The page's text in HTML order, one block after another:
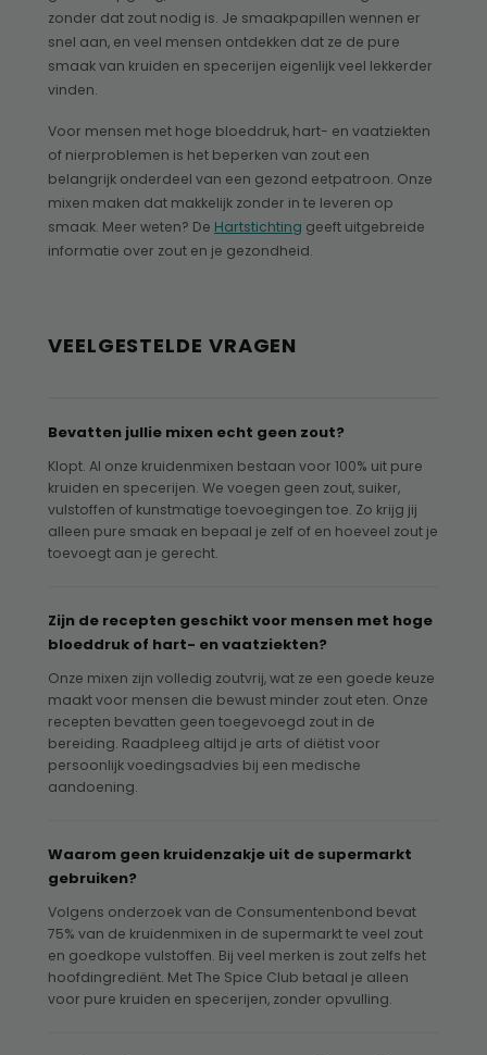
zonder dat zout nodig is. Je smaakpapillen wennen er
snel aan, en veel mensen ontdekken dat ze de pure
smaak van kruiden en specerijen eigenlijk veel lekkerder
vinden.
Voor mensen met hoge bloeddruk, hart- en vaatziekten
of nierproblemen is het beperken van zout een
belangrijk onderdeel van een gezond eetpatroon. Onze
mixen maken dat makkelijk zonder in te leveren op
smaak. Meer weten? De Hartstichting geeft uitgebreide
informatie over zout en je gezondheid.
VEELGESTELDE VRAGEN
Bevatten jullie mixen echt geen zout?
Klopt. Al onze kruidenmixen bestaan voor 100% uit pure
kruiden en specerijen. We voegen geen zout, suiker,
vulstoffen of kunstmatige toevoegingen toe. Zo krijg jij
alleen pure smaak en bepaal je zelf of en hoeveel zout je
toevoegt aan je gerecht.
Zijn de recepten geschikt voor mensen met hoge
bloeddruk of hart- en vaatziekten?
Onze mixen zijn volledig zoutvrij, wat ze een goede keuze
maakt voor mensen die bewust minder zout eten. Onze
recepten bevatten geen toegevoegd zout in de
bereiding. Raadpleeg altijd je arts of diëtist voor
persoonlijk voedingsadvies bij een medische
aandoening.
Waarom geen kruidenzakje uit de supermarkt
gebruiken?
Volgens onderzoek van de Consumentenbond bevat
75% van de kruidenmixen in de supermarkt te veel zout
en goedkope vulstoffen. Bij veel merken is zout zelfs het
hoofdingrediënt. Met The Spice Club betaal je alleen
voor pure kruiden en specerijen, zonder opvulling.